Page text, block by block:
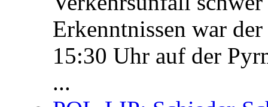
Erkenntnissen war
15:30 Uhr auf der
...